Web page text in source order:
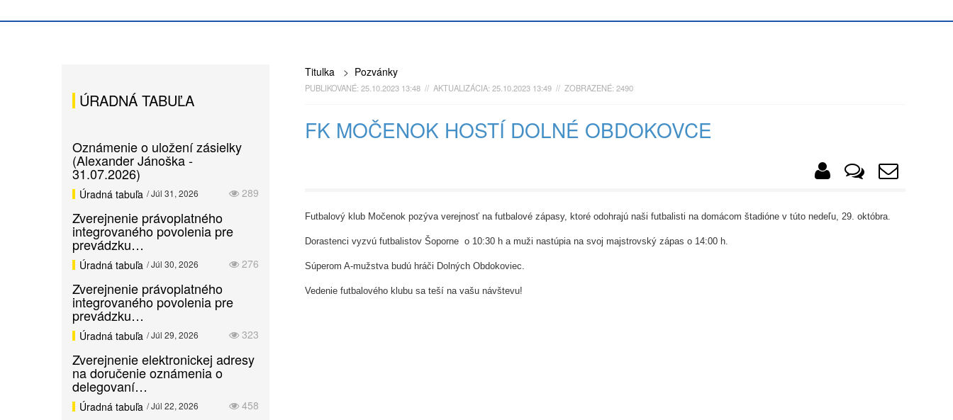
Titulka> Pozvánky
PUBLIKOVANÉ: 25.10.2023 13:48 // AKTUALIZÁCIA: 25.10.2023 13:49 // ZOBRAZENÉ: 2490
FK MOČENOK HOSTÍ DOLNÉ OBDOKOVCE
Futbalový klub Močenok pozýva verejnosť na futbalové zápasy, ktoré odohrajú naši futbalisti na domácom štadióne v túto nedeľu, 29. októbra.
Dorastenci vyzvú futbalistov Šoporne o 10:30 h a muži nastúpia na svoj majstrovský zápas o 14:00 h.
Súperom A-mužstva budú hráči Dolných Obdokoviec.
Vedenie futbalového klubu sa teší na vašu návštevu!
ÚRADNÁ TABUĽA
Oznámenie o uložení zásielky
(Alexander Jánoška -
31.07.2026)
289
Úradná tabuľa / Júl 31, 2026
Zverejnenie právoplatného
integrovaného povolenia pre
prevádzku…
276
Úradná tabuľa / Júl 30, 2026
Zverejnenie právoplatného
integrovaného povolenia pre
prevádzku…
323
Úradná tabuľa / Júl 29, 2026
Zverejnenie elektronickej adresy
na doručenie oznámenia o
delegovaní…
458
Úradná tabuľa / Júl 22, 2026